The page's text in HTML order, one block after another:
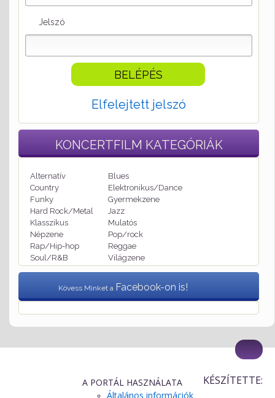
Jelszó
Elfelejtett jelszó
KONCERTFILM KATEGÓRIÁK
Alternatív
Blues
Country
Elektronikus/Dance
Funky
Gyermekzene
Hard Rock/Metal
Jazz
Klasszikus
Mulatós
Népzene
Pop/rock
Rap/Hip-hop
Reggae
Soul/R&B
Világzene
Kövess Minket a Facebook-on is!
A PORTÁL HASZNÁLATA
Általános információk
KÉSZÍTETTE: